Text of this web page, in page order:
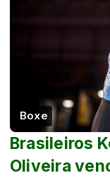
Boxe
Brasileiros
Oliveira